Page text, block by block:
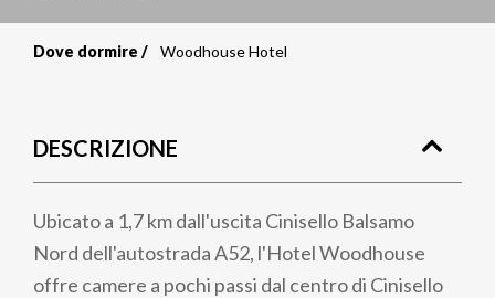
pane
Dove dormire Woodhouse Hotel
DESCRIZIONE
Ubicato a 1,7 km dall'uscita Cinisello Balsamo
Nord dell'autostrada A52, l'Hotel Woodhouse
offre camere a pochi passi dal centro di Cinisello